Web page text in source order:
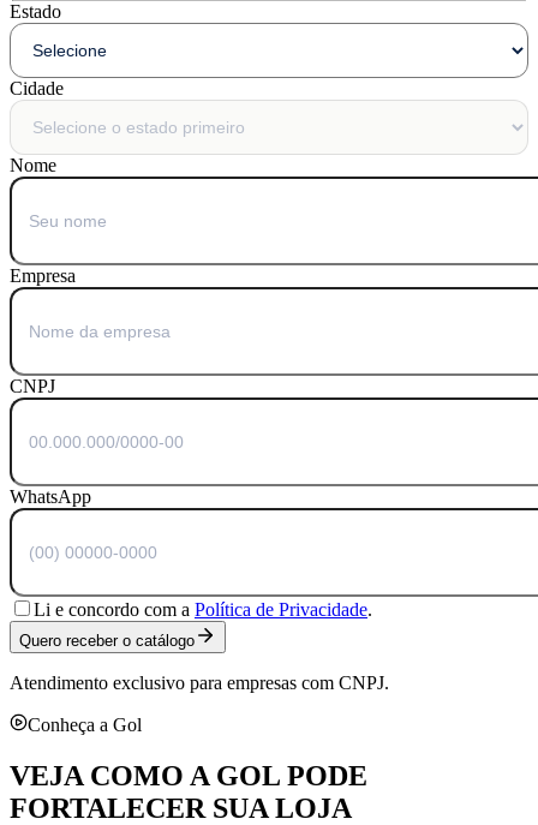
Estado
Cidade
Nome
Empresa
CNPJ
WhatsApp
Li e concordo com a Política de Privacidade.
Quero receber o catálogo
Atendimento exclusivo para empresas com CNPJ.
Conheça a Gol
VEJA COMO A GOL PODE
FORTALECER SUA LOJA